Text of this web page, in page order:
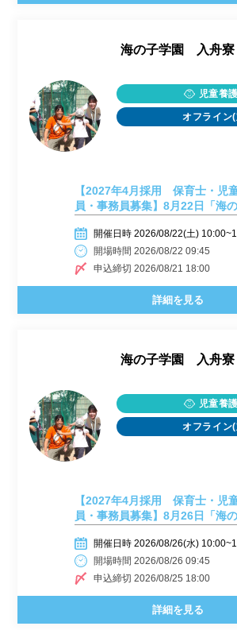
海の子学園 入舟寮
児童養
オフライン
【2027年4月採用 保育士・児
員・事務員募集】8月22日「海
開催日時 2026/08/22(土)
開場時間 2026/08/22 09:45
申込締切 2026/08/21 18:00
詳細を見る
海の子学園 入舟寮
児童養
オフライン
【2027年4月採用 保育士・児
員・事務員募集】8月26日「海
開催日時 2026/08/26(水)
開場時間 2026/08/26 09:45
申込締切 2026/08/25 18:00
詳細を見る